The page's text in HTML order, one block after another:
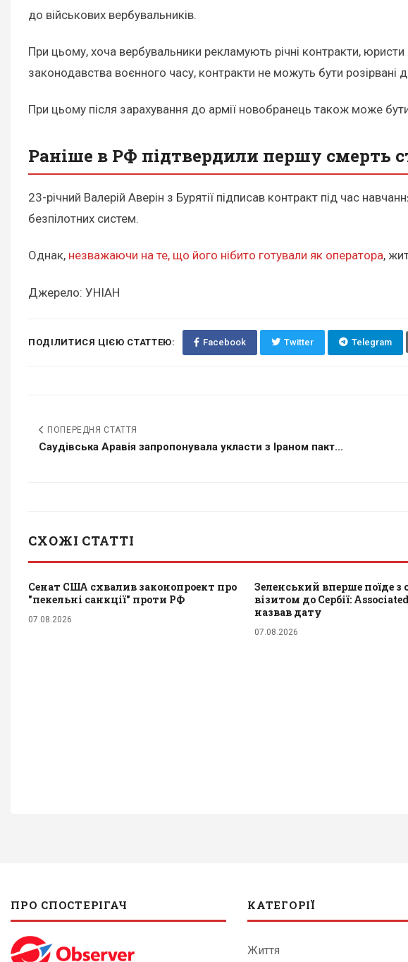
до військових вербувальників.
При цьому, хоча вербувальники рекламують річні контракти,
законодавства воєнного часу, контракти не можуть бути розірвані
При цьому після зарахування до армії новобранець також може
Раніше в РФ підтвердили першу смерть
23-річний Валерій Аверін з Бурятії підписав контракт під час
безпілотних систем.
Однак, незважаючи на те, що його нібито готували як оператора,
Джерело: УНІАН
ПОДІЛИТИСЯ ЦІЄЮ СТАТТЕЮ: Facebook Twitter Telegram
ПОПЕРЕДНЯ СТАТТЯ
Саудівська Аравія запропонувала укласти з Іраном пакт...
СХОЖІ СТАТТІ
Сенат США схвалив законопроект про
"пекельні санкції" проти РФ
07.08.2026
Зеленський вперше поїде з
візитом до Сербії:
назвав дату
07.08.2026
ПРО СПОСТЕРІГАЧ КАТЕГОРІЇ
Життя